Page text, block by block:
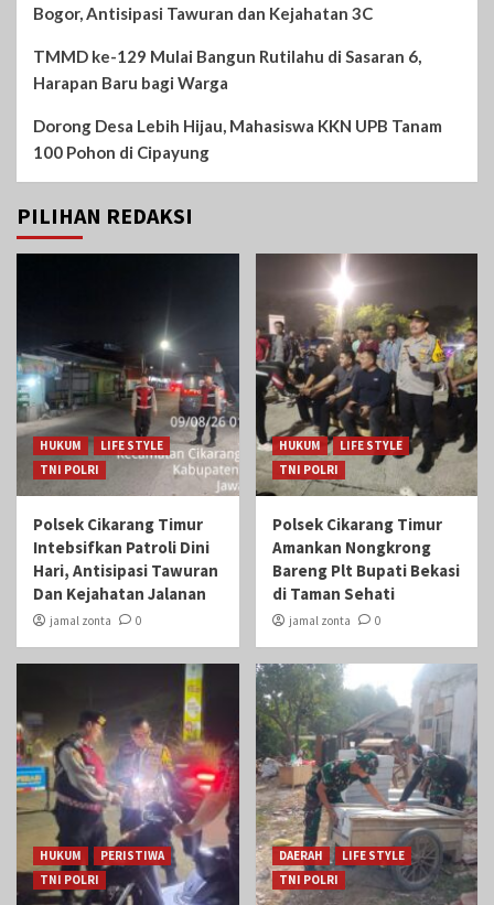
Bogor, Antisipasi Tawuran dan Kejahatan 3C
TMMD ke-129 Mulai Bangun Rutilahu di Sasaran 6,
Harapan Baru bagi Warga
Dorong Desa Lebih Hijau, Mahasiswa KKN UPB Tanam
100 Pohon di Cipayung
PILIHAN REDAKSI
HUKUM
LIFE STYLE
TNI POLRI
Polsek Cikarang Timur
Intebsifkan Patroli Dini
Hari, Antisipasi Tawuran
Dan Kejahatan Jalanan
jamal zonta 0
HUKUM
LIFE STYLE
TNI POLRI
Polsek Cikarang Timur
Amankan Nongkrong
Bareng Plt Bupati Bekasi
di Taman Sehati‎
jamal zonta 0
HUKUM
PERISTIWA
TNI POLRI
DAERAH
LIFE STYLE
TNI POLRI